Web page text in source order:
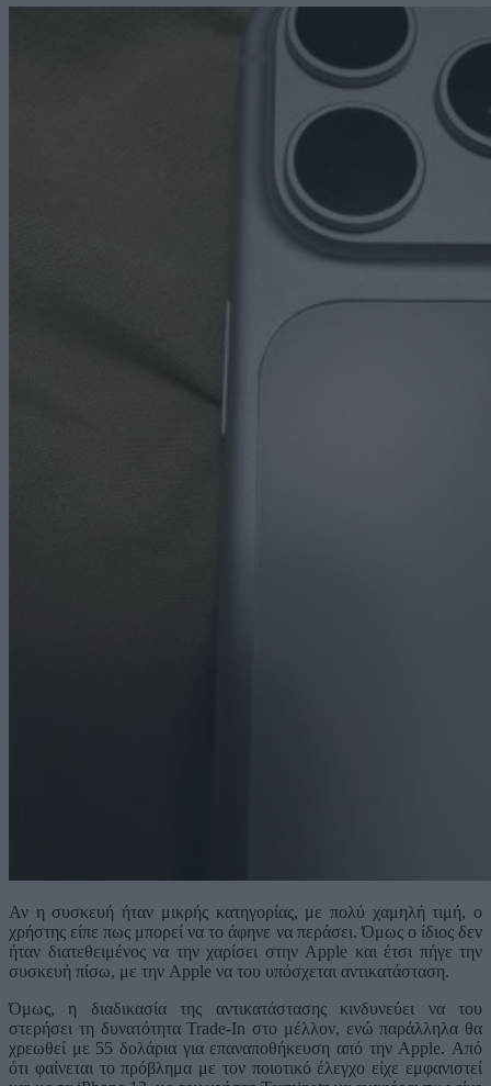
Αν η συσκευή ήταν μικρής κατηγορίας, με πολύ χαμηλή τιμή, ο
χρήστης είπε πως μπορεί να το άφηνε να περάσει. Όμως ο ίδιος δεν
ήταν διατεθειμένος να την χαρίσει στην Apple και έτσι πήγε την
συσκευή πίσω, με την Apple να του υπόσχεται αντικατάσταση.
Όμως, η διαδικασία της αντικατάστασης κινδυνεύει να του
στερήσει τη δυνατότητα Trade-In στο μέλλον, ενώ παράλληλα θα
χρεωθεί με 55 δολάρια για επαναποθήκευση από την Apple. Από
ότι φαίνεται το πρόβλημα με τον ποιοτικό έλεγχο είχε εμφανιστεί